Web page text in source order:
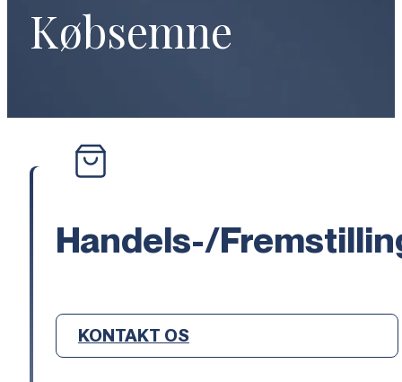
Købsemne
Handels-/
KONTAKT OS